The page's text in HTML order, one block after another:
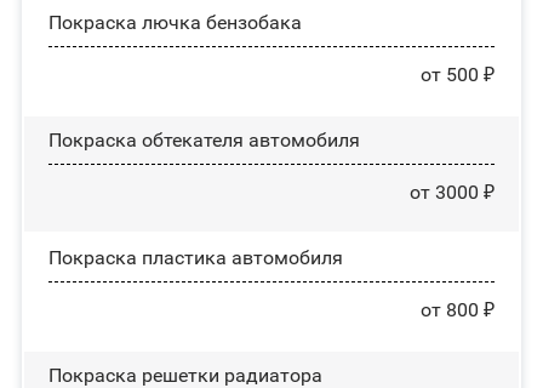
Покраска лючка бензобака
от 500 ₽
Покраска обтекателя автомобиля
от 3000 ₽
Покраска пластика автомобиля
от 800 ₽
Покраска решетки радиатора